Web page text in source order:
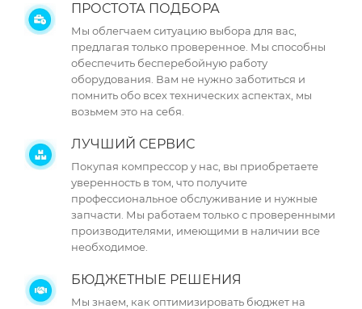
ПРОСТОТА ПОДБОРА
Мы облегчаем ситуацию выбора для вас,
предлагая только проверенное. Мы способны
обеспечить бесперебойную работу
оборудования. Вам не нужно заботиться и
помнить обо всех технических аспектах, мы
возьмем это на себя.
ЛУЧШИЙ СЕРВИС
Покупая компрессор у нас, вы приобретаете
уверенность в том, что получите
профессиональное обслуживание и нужные
запчасти. Мы работаем только с проверенными
производителями, имеющими в наличии все
необходимое.
БЮДЖЕТНЫЕ РЕШЕНИЯ
Мы знаем, как оптимизировать бюджет на